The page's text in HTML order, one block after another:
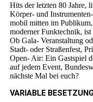
Hits der letzten 80 Jahre,
Körper- und
mobil mitten im
moderner Funktechnik,
Ob Gala- Veranstaltung
Stadt- oder Straßenfest,
Open- Air: Ein Gastspiel
auf jedem Event,
nächste Mal bei euch?
VARIABLE